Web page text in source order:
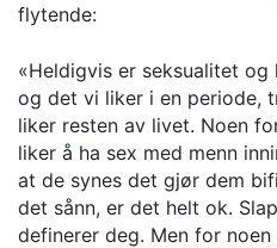
flytende:
«Heldigvis er seksualitet
og det vi liker i en periode,
liker resten av livet. Noen
liker å ha sex med menn
at de synes det gjør dem
det sånn, er det helt ok.
definerer deg. Men for